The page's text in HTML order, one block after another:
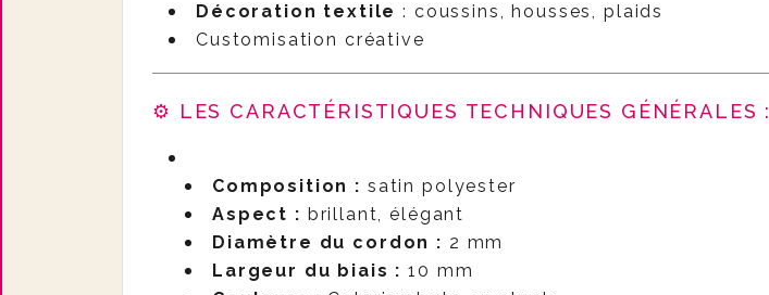
Décoration textile : coussins, housses, plaids
Customisation créative
⚙️ LES CARACTÉRISTIQUES TECHNIQUES GÉNÉRALES :
Composition : satin polyester
Aspect : brillant, élégant
Diamètre du cordon : 2 mm
Largeur du biais : 10 mm